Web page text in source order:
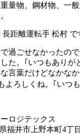
量物、鋼材物、一
距離運転手 松村 で
過ごせなかったの
た。｢いつもありが
言葉だけどなかな
よろしくね。｢いつ
ロジテックス
福井市上野本町4丁